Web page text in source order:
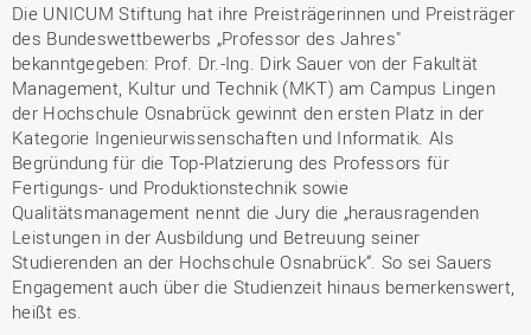
Die UNICUM Stiftung hat ihre Preisträgerinnen und Preisträger
des Bundeswettbewerbs „Professor des Jahres"
bekanntgegeben: Prof. Dr.-Ing. Dirk Sauer von der Fakultät
Management, Kultur und Technik (MKT) am Campus Lingen
der Hochschule Osnabrück gewinnt den ersten Platz in der
Kategorie Ingenieurwissenschaften und Informatik. Als
Begründung für die Top-Platzierung des Professors für
Fertigungs- und Produktionstechnik sowie
Qualitätsmanagement nennt die Jury die „herausragenden
Leistungen in der Ausbildung und Betreuung seiner
Studierenden an der Hochschule Osnabrück“. So sei Sauers
Engagement auch über die Studienzeit hinaus bemerkenswert,
heißt es.